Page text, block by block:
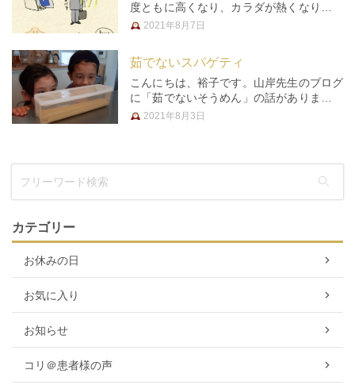
度ともに高くなり、カラダが熱くなり汗を
かきます。夏は体のエンジンである心臓が
と、体力を消耗し、夏バテし、「…
2021年8月7日
茹でないスパゲティ
こんにちは、裕子です。山岸先生のブログ
に「茹でないそうめん」の話がありました
が、私も「茹でないスパゲティ」の話。
2021年8月3日
カテゴリー
お休みの日
お気に入り
お知らせ
コリ＠患者様の声